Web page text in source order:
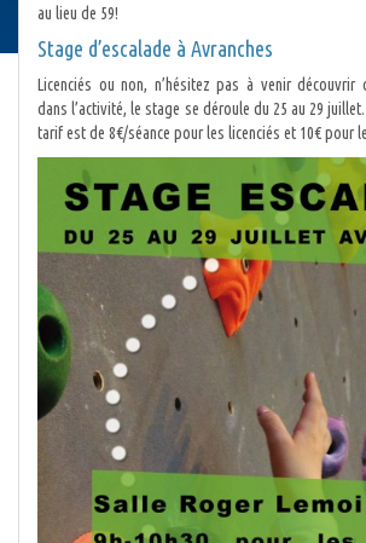
au lieu de 59!
Stage d’escalade à Avranches
Licenciés ou non, n’hésitez pas à venir découvrir
dans l’activité, le stage se déroule du 25 au 29 juillet.
tarif est de 8€/séance pour les licenciés et 10€ pour